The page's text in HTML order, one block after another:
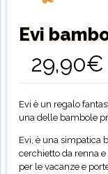
Evi
29,90€
Evi è un regalo
una delle bambole
Evi, è una simpatica
cerchietto da renna
per le vacanze e